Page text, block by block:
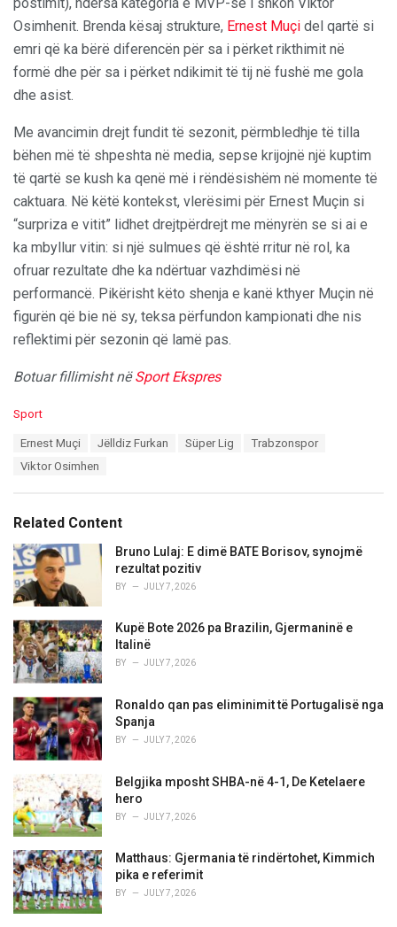
Osimhenit. Brenda kësaj strukture, Ernest Muçi del qartë si
emri që ka bërë diferencën për sa i përket rikthimit në
formë dhe për sa i përket ndikimit të tij në fushë me gola
dhe asist.
Me avancimin drejt fundit të sezonit, përmbledhje të tilla
bëhen më të shpeshta në media, sepse krijojnë një kuptim
të qartë se kush ka qenë më i rëndësishëm në momente të
caktuara. Në këtë kontekst, vlerësimi për Ernest Muçin si
“surpriza e vitit” lidhet drejtpërdrejt me mënyrën se si ai e
ka mbyllur vitin: si një sulmues që është rritur në rol, ka
ofruar rezultate dhe ka ndërtuar vazhdimësi në
performancë. Pikërisht këto shenja e kanë kthyer Muçin në
figurën që bie në sy, teksa përfundon kampionati dhe nis
reflektimi për sezonin që lamë pas.
Botuar fillimisht nëSport Ekspres
C
i
e
s
:
Sport
Ernest Muçi Jëlldiz Furkan Süper Lig
Trabzonspor
Viktor Osimhen
Related Content
Bruno Lulaj: E dimë BATE Borisov, synojmë
rezultat pozitiv
BY JULY 7, 2026
Kupë Bote 2026 pa Brazilin, Gjermaninë e
Italinë
BY JULY 7, 2026
Ronaldo qan pas eliminimit të Portugalisë nga
Spanja
BY JULY 7, 2026
Belgjika mposht SHBA-në 4-1, De Ketelaere
hero
BY JULY 7, 2026
Matthaus: Gjermania të rindërtohet, Kimmich
pika e referimit
BY JULY 7, 2026